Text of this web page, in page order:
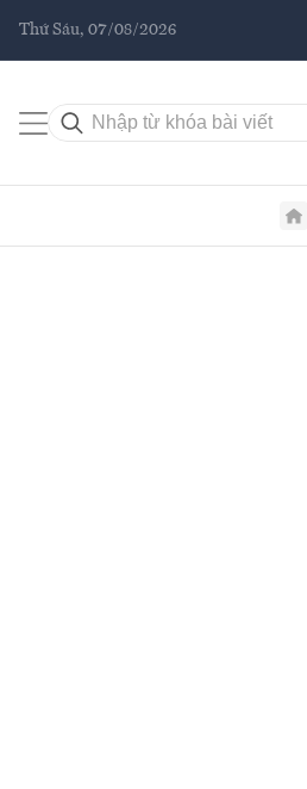
Thứ Sáu, 07/08/2026